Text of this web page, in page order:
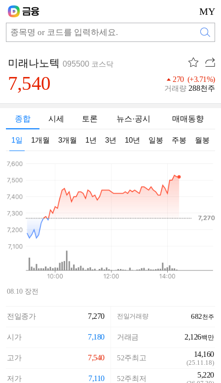
MY
미래나노텍 095500 코스닥
7,540 270 (+3.71%)
거래량 288천주
종합 시세 토론 뉴스·공시 매매동향
1일 1개월 3개월 1년 3년 10년 일봉 주봉 월봉
08.10 장전
전일종가 7,270
시가 7,180
고가 7,540
저가 7,110
전일거래량 682천주
거래금 2,126백만
52주최고 14,160
(25.11.18)
52주최저 5,220